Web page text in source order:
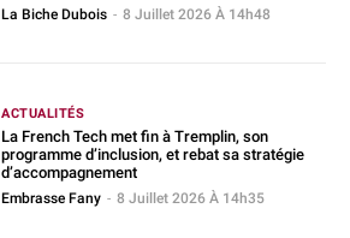
La Biche Dubois - 8 Juillet 2026 À 14h48
ACTUALITÉS
La French Tech met fin à Tremplin, son
programme d’inclusion, et rebat sa stratégie
d’accompagnement
Embrasse Fany - 8 Juillet 2026 À 14h35